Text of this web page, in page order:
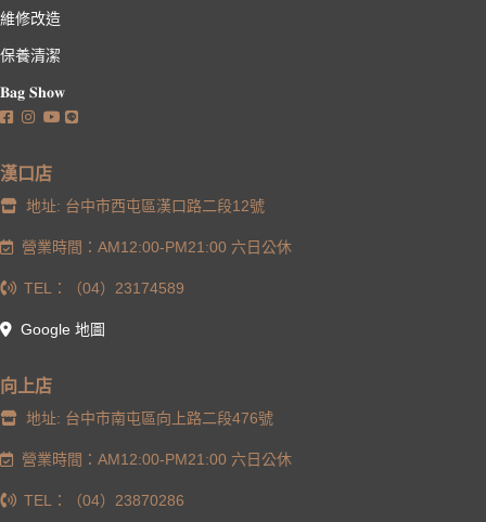
維修改造
保養清潔
𝐁𝐚𝐠 𝐒𝐡𝐨𝐰
漢口店
地址: 台中市西屯區漢口路二段12號
營業時間：AM12:00-PM21:00 六日公休
TEL：（04）23174589
Google 地圖
向上店
地址: 台中市南屯區向上路二段476號
營業時間：AM12:00-PM21:00 六日公休
TEL：（04）23870286